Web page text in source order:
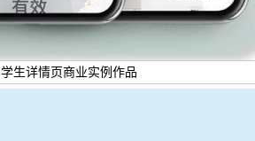
学生详情页商业实例作品